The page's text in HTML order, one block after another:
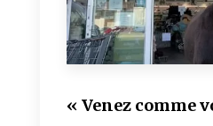
« Venez comme